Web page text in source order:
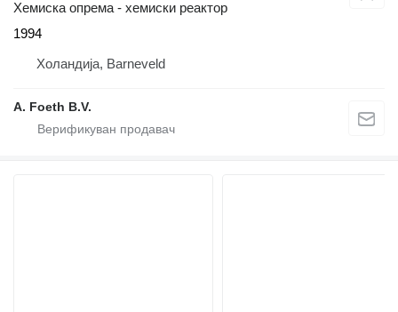
Хемиска опрема - хемиски реактор
1994
Холандија, Barneveld
A. Foeth B.V.